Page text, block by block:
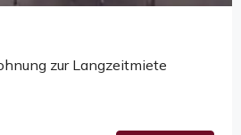
zur Langzeitmiete